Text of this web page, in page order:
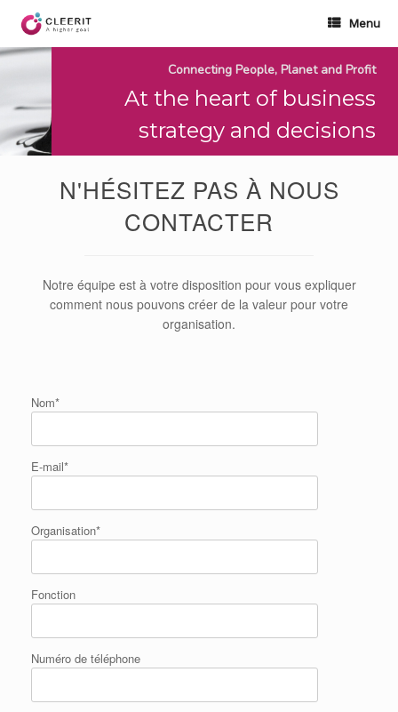
content
Menu
Connecting People, Planet and Profit
At the heart of business
strategy and decisions
N'HÉSITEZ PAS À NOUS
CONTACTER
Notre équipe est à votre disposition pour vous expliquer
comment nous pouvons créer de la valeur pour votre
organisation.
Nom*
E-mail*
Organisation*
Fonction
Numéro de téléphone